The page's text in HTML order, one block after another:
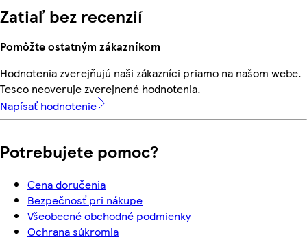
Zatiaľ bez recenzií
Pomôžte ostatným zákazníkom
Hodnotenia zverejňujú naši zákazníci priamo na našom webe.
Tesco neoveruje zverejnené hodnotenia.
Napísať hodnotenie
Potrebujete pomoc?
Cena doručenia
Bezpečnosť pri nákupe
Všeobecné obchodné podmienky
Ochrana súkromia